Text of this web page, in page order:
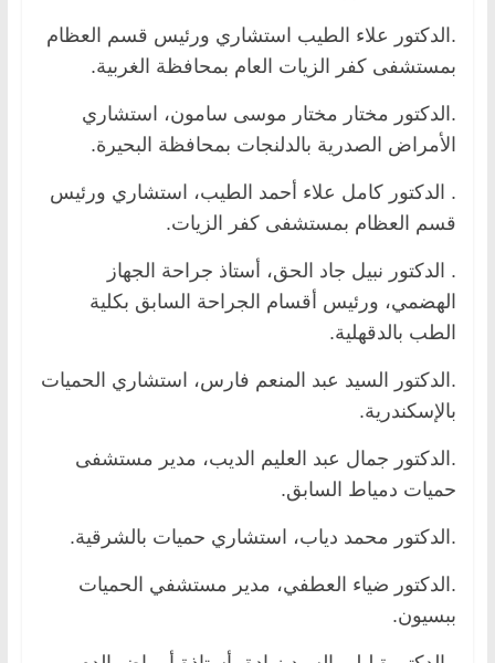
.الدكتور علاء الطيب استشاري ورئيس قسم العظام
بمستشفى كفر الزيات العام بمحافظة الغربية.
.الدكتور مختار مختار موسى سامون، استشاري
الأمراض الصدرية بالدلنجات بمحافظة البحيرة.
. الدكتور كامل علاء أحمد الطيب، استشاري ورئيس
قسم العظام بمستشفى كفر الزيات.
. الدكتور نبيل جاد الحق، أستاذ جراحة الجهاز
الهضمي، ورئيس أقسام الجراحة السابق بكلية
الطب بالدقهلية.
.الدكتور السيد عبد المنعم فارس، استشاري الحميات
بالإسكندرية.
.الدكتور جمال عبد العليم الديب، مدير مستشفى
حميات دمياط السابق.
.الدكتور محمد دياب، استشاري حميات بالشرقية.
.الدكتور ضياء العطفي، مدير مستشفي الحميات
ببسيون.